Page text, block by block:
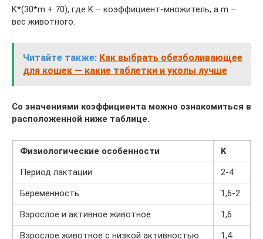
K*(30*m + 70), где K – коэффициент-множитель, а m –
вес животного.
Читайте также: Как выбрать обезболивающее
для кошек — какие таблетки и уколы лучше
Со значениями коэффициента можно ознакомиться в
расположенной ниже таблице.
Физиологические особенности
K
Период лактации
2-4
Беременность
1,6-2
Взрослое и активное животное
1,6
Взрослое животное с низкой активностью
1,4